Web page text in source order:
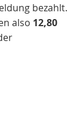
bezahlt.
also 12,80